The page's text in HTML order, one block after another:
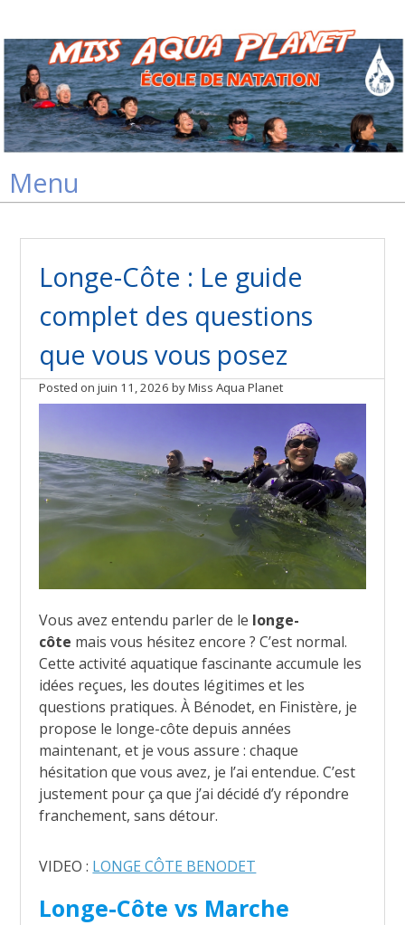
Menu
Skip
to
Longe-Côte : Le guide
complet des questions
que vous vous posez
Posted onjuin 11, 2026 byMiss Aqua Planet
Vous avez entendu parler de le longe-
côte mais vous hésitez encore ? C’est normal.
Cette activité aquatique fascinante accumule les
idées reçues, les doutes légitimes et les
questions pratiques. À Bénodet, en Finistère, je
propose le longe-côte depuis années
maintenant, et je vous assure : chaque
hésitation que vous avez, je l’ai entendue. C’est
justement pour ça que j’ai décidé d’y répondre
franchement, sans détour.
VIDEO : LONGE CÔTE BENODET
Longe-Côte vs Marche